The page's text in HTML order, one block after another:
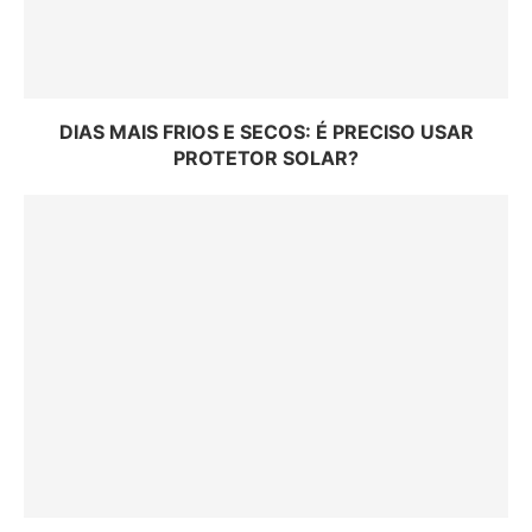
DIAS MAIS FRIOS E SECOS: É PRECISO USAR
PROTETOR SOLAR?